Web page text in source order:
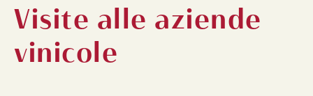
Visite alle aziende
vinicole